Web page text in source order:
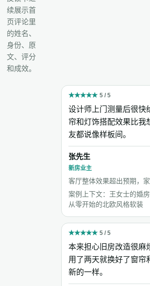
续展示首
页评论里
的姓名、
身份、原
文、评分
和成效。
★★★★★ 5 / 5
设计师上门测量后很快
帘和灯饰搭配效果比我
友都说像样板间。
张先生
新房业主
客厅整体效果超出预期，家
案例上下文：王女士的婚房
从零开始的北欧风格软装
★★★★★ 5 / 5
本来担心旧房改造很麻
用了两天就换好了窗帘
新的一样。